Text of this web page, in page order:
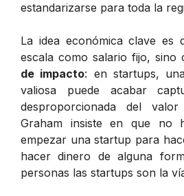
estandarizarse para toda la
La idea económica clave es
escala como salario fijo, sino
de impacto: en startups,
valiosa puede acabar
desproporcionada del
Graham insiste en que no
empezar una startup para
hacer dinero de alguna
personas las startups son la